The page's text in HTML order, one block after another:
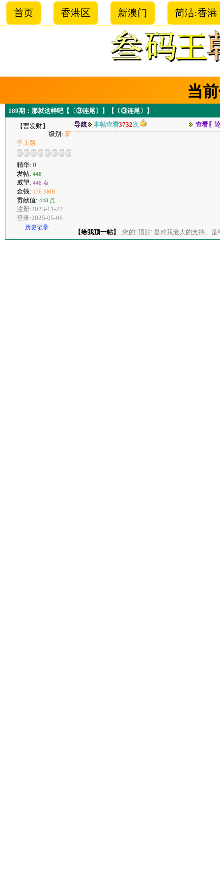
首页 香港区 新澳门 简洁:香港
当
189期：那就这样吧【〔③连尾〕】【〔③连尾〕】
【曹发财】
级别: 新
手上路
精华: 0
发帖: 448
威望: 448 点
金钱: 176 RMB
贡献值: 448 点
注册:2023-11-22
登录:2025-05-06
历史记录
导航 本帖查看3732次 查看〖
【给我顶一帖】 您的“顶贴”是对我最大的支持、